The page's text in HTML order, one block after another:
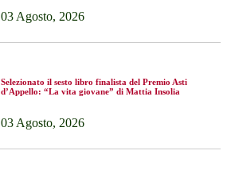
03 Agosto, 2026
Selezionato il sesto libro finalista del Premio Asti
d’Appello: “La vita giovane” di Mattia Insolia
03 Agosto, 2026